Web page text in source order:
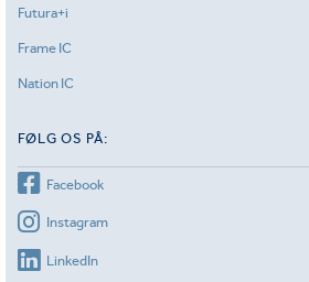
Futura+i
Frame IC
Nation IC
FØLG OS PÅ:
Facebook
Instagram
LinkedIn